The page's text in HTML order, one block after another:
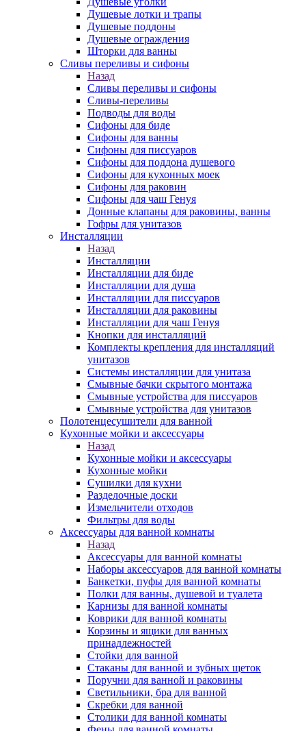
Душевые лотки и трапы
Душевые поддоны
Душевые ограждения
Шторки для ванны
Сливы переливы и сифоны
Назад
Сливы переливы и сифоны
Сливы-переливы
Подводы для воды
Сифоны для биде
Сифоны для ванны
Сифоны для писсуаров
Сифоны для поддона душевого
Сифоны для кухонных моек
Сифоны для раковин
Сифоны для чаш Генуя
Донные клапаны для раковины, ванны
Гофры для унитазов
Инсталляции
Назад
Инсталляции
Инсталляции для биде
Инсталляции для душа
Инсталляции для писсуаров
Инсталляции для раковины
Инсталляции для чаш Генуя
Кнопки для инсталляций
Комплекты крепления для инсталляций
унитазов
Системы инсталляции для унитаза
Смывные бачки скрытого монтажа
Смывные устройства для писсуаров
Смывные устройства для унитазов
Полотенцесушители для ванной
Кухонные мойки и аксессуары
Назад
Кухонные мойки и аксессуары
Кухонные мойки
Сушилки для кухни
Разделочные доски
Измельчители отходов
Фильтры для воды
Аксессуары для ванной комнаты
Назад
Аксессуары для ванной комнаты
Наборы аксессуаров для ванной комнаты
Банкетки, пуфы для ванной комнаты
Полки для ванны, душевой и туалета
Карнизы для ванной комнаты
Коврики для ванной комнаты
Корзины и ящики для ванных
принадлежностей
Стойки для ванной
Стаканы для ванной и зубных щеток
Поручни для ванной и раковины
Светильники, бра для ванной
Скребки для ванной
Столики для ванной комнаты